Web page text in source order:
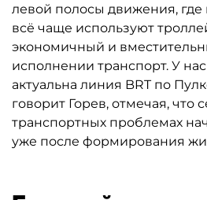
левой полосы движения,
всё чаще используют
экономичный и
исполнении транспорт. У
актуальна линия BRT по
говорит Горев, отмечая, что
транспортных проблемах
уже после формирования